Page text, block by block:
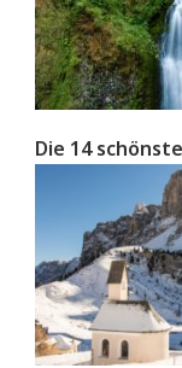
Die 14